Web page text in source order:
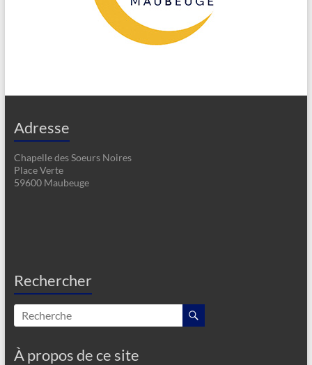
Adresse
Chapelle des Soeurs Noires
Place Verte
59600 Maubeuge
Rechercher
À propos de ce site